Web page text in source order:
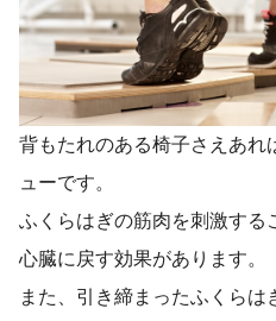
背もたれのある椅子さえあれ
ューです。
ふくらはぎの筋肉を刺激する
心臓に戻す効果があります。
また、引き締まったふくらは